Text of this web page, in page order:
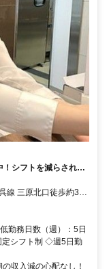
シフトを減らされる
線 三原北口徒歩約31
徒歩約31分 JR「糸崎
分、「西瀬戸尾道
勤務日数（週）：5日
シフト制 ◇週5日勤
収入減の心配なし！